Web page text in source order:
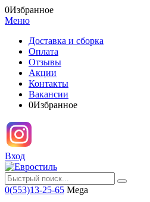
0Избранное
Меню
Доставка и сборка
Оплата
Отзывы
Акции
Контакты
Вакансии
0Избранное
Вход
0(553)13-25-65 Mega